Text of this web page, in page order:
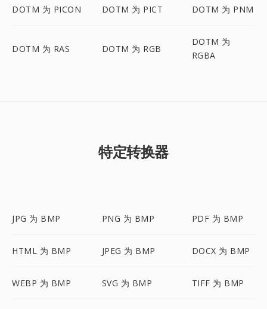
DOTM 为 PICON DOTM 为 PICT DOTM 为 PNM
DOTM 为 RAS DOTM 为 RGB
DOTM 为
RGBA
特定转换器
JPG 为 BMP PNG 为 BMP PDF 为 BMP
HTML 为 BMP JPEG 为 BMP DOCX 为 BMP
WEBP 为 BMP SVG 为 BMP TIFF 为 BMP